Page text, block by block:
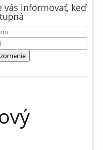
vás informovať, keď